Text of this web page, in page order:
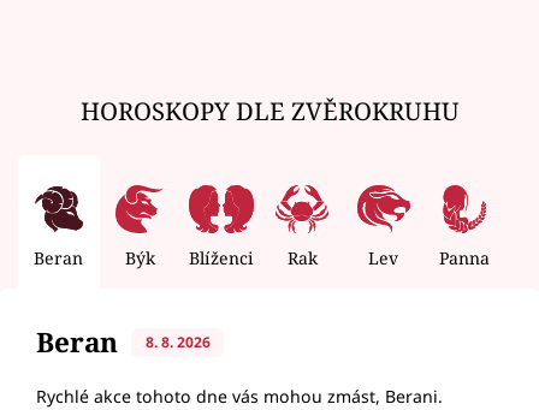
HOROSKOPY DLE ZVĚROKRUHU
Beran Býk Blíženci Rak Lev Panna
Beran 8. 8. 2026
Rychlé akce tohoto dne vás mohou zmást, Berani.